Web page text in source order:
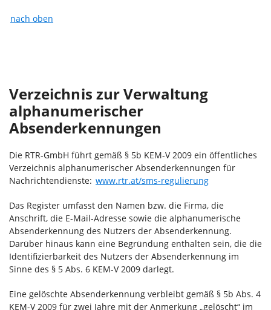
nach oben
Verzeichnis zur Verwaltung
alphanumerischer
Absenderkennungen
Die RTR-GmbH führt gemäß § 5b KEM-V 2009 ein öffentliches
Verzeichnis alphanumerischer Absenderkennungen für
Nachrichtendienste: www.rtr.at/sms-regulierung
Das Register umfasst den Namen bzw. die Firma, die
Anschrift, die E-Mail-Adresse sowie die alphanumerische
Absenderkennung des Nutzers der Absenderkennung.
Darüber hinaus kann eine Begründung enthalten sein, die die
Identifizierbarkeit des Nutzers der Absenderkennung im
Sinne des § 5 Abs. 6 KEM-V 2009 darlegt.
Eine gelöschte Absenderkennung verbleibt gemäß § 5b Abs. 4
KEM-V 2009 für zwei Jahre mit der Anmerkung „gelöscht“ im